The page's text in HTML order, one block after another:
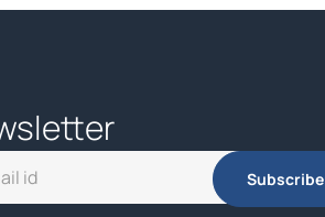
Subscribe